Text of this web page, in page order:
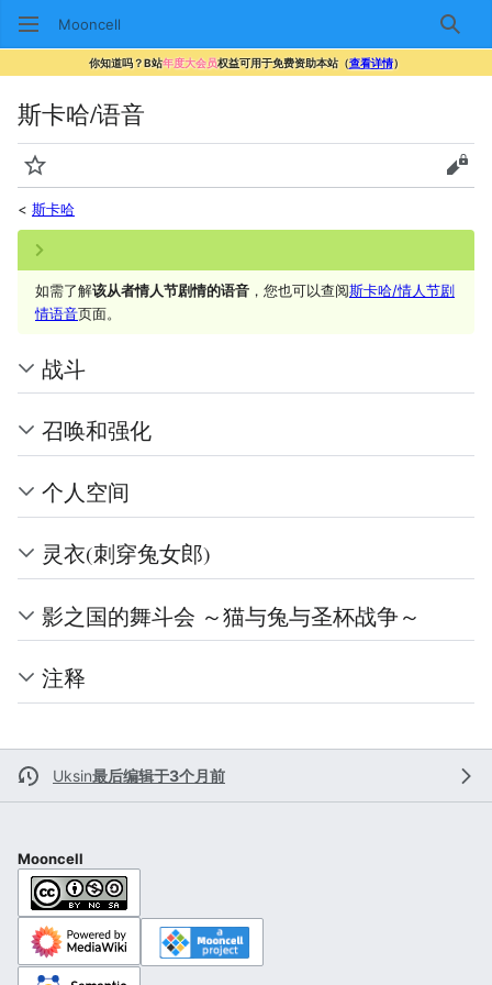
Mooncell 搜索
你知道吗？B站年度大会员权益可用于免费资助本站（查看详情）
斯卡哈/语音
监视
查看
< 斯卡哈
如需了解该从者情人节剧情的语音 ，您也可以查阅斯卡哈/情人节剧
情语音页面。
战斗
召唤和强化
个人空间
灵衣(刺穿兔女郎)
影之国的舞斗会 ～猫与兔与圣杯战争～
注释
Uksin最后编辑于3个月前
Mooncell